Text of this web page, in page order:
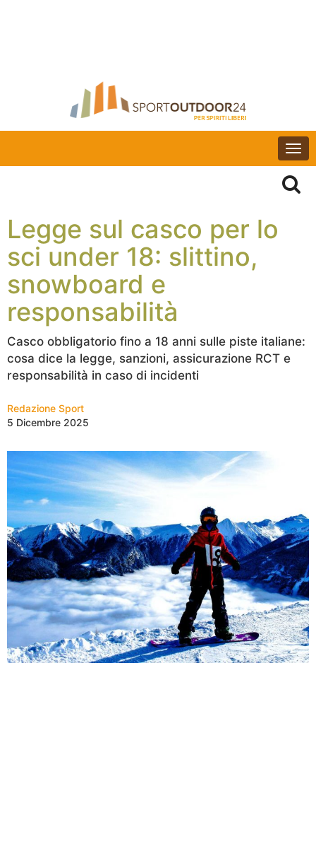
Legge sul casco per lo
sci under 18: slittino,
snowboard e
responsabilità
Casco obbligatorio fino a 18 anni sulle piste italiane:
cosa dice la legge, sanzioni, assicurazione RCT e
responsabilità in caso di incidenti
Redazione Sport
5 Dicembre 2025